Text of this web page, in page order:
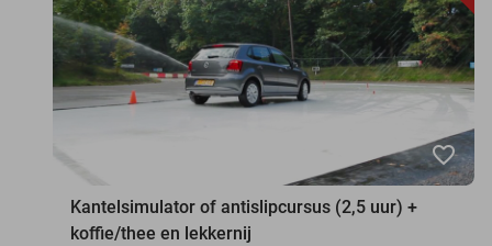
favorite_border
Kantelsimulator of antislipcursus (2,5 uur) +
koffie/thee en lekkernij